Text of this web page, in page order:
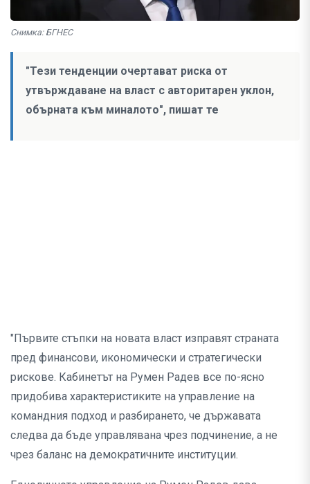
Снимка: БГНЕС
"Тези тенденции очертават риска от
утвърждаване на власт с авторитарен уклон,
обърната към миналото", пишат те
"Първите стъпки на новата власт изправят страната
пред финансови, икономически и стратегически
рискове. Кабинетът на Румен Радев все по-ясно
придобива характеристиките на управление на
командния подход и разбирането, че държавата
следва да бъде управлявана чрез подчинение, а не
чрез баланс на демократичните институции.